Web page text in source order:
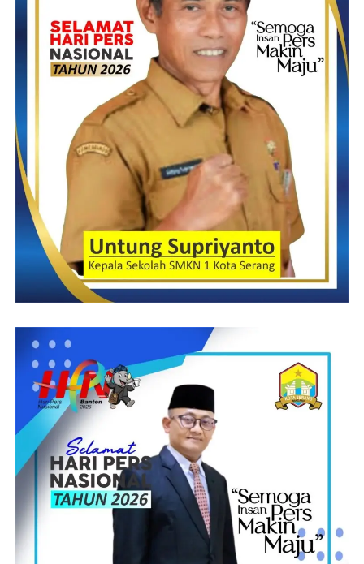
sasaran dan mampu mengentaskan kemiskinan serta mengurangi
ketimpangan, kesenjangan sosial di masyarakat.
Atas hal tersebut Persoalan data harus menjadi perhatian dan
tanggungjawab kita bersama khususnya pihak yang punya
kewenangan yang langsung berkaitan dengan validasi atau
update data masyarakat dalam kondisi dan situasi saat ini.
(YEN/RG)
Post Views: 12